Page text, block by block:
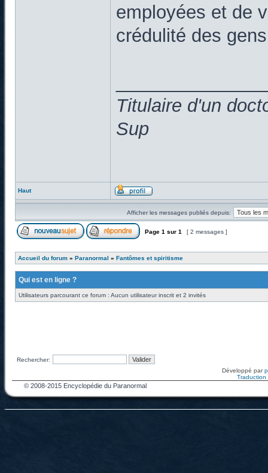
employées et de
crédulité des
Titulaire d'un
Sup
Haut
Afficher les messages publiés depuis:
Page 1 sur 1 [ 2 messages ]
Accueil du forum » Paranormal » Fantômes et spiritisme
Qui est en ligne ?
Utilisateurs parcourant ce forum : Aucun utilisateur inscrit et 2 invités
Rechercher:
Développé par
Traduction
© 2008-2015 Encyclopédie du Paranormal